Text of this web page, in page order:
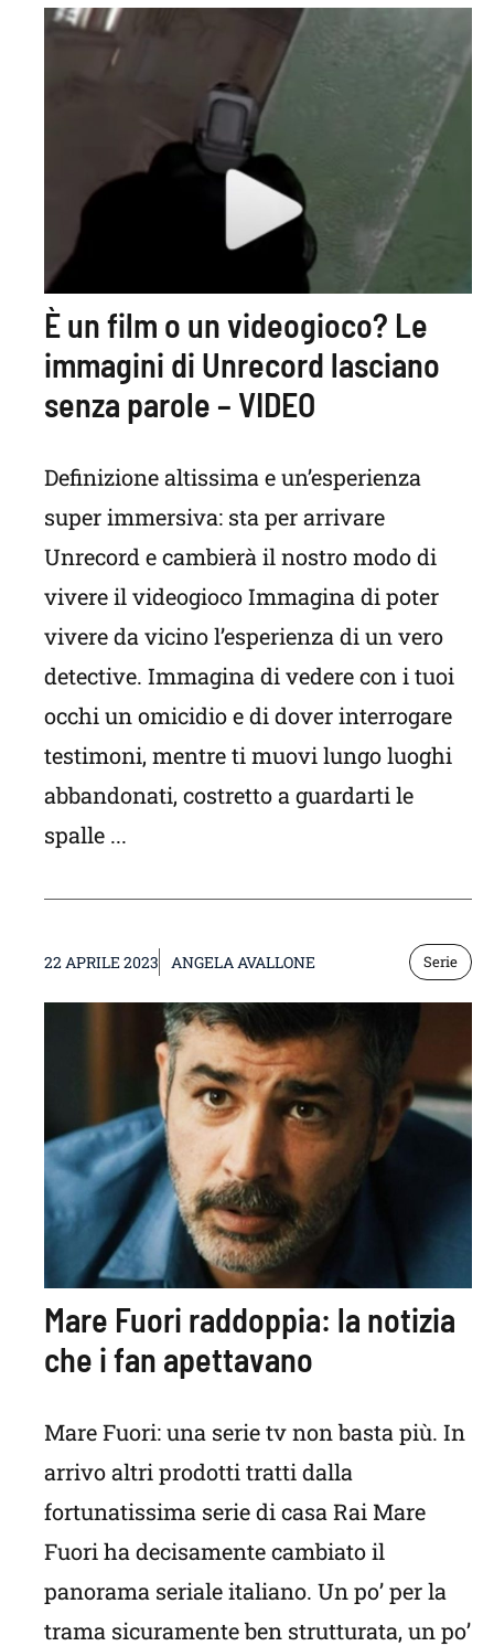
È un film o un videogioco? Le
immagini di Unrecord lasciano
senza parole – VIDEO
Definizione altissima e un’esperienza
super immersiva: sta per arrivare
Unrecord e cambierà il nostro modo di
vivere il videogioco Immagina di poter
vivere da vicino l’esperienza di un vero
detective. Immagina di vedere con i tuoi
occhi un omicidio e di dover interrogare
testimoni, mentre ti muovi lungo luoghi
abbandonati, costretto a guardarti le
spalle ...
22 APRILE 2023 ANGELA AVALLONE Serie
Mare Fuori raddoppia: la notizia
che i fan apettavano
Mare Fuori: una serie tv non basta più. In
arrivo altri prodotti tratti dalla
fortunatissima serie di casa Rai Mare
Fuori ha decisamente cambiato il
panorama seriale italiano. Un po’ per la
trama sicuramente ben strutturata, un po’